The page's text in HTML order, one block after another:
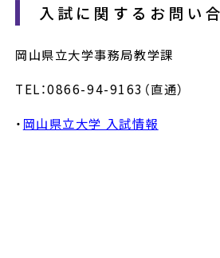
入試に関するお問い
岡山県立大学事務局教学課
TEL：0866-94-9163（直通）
・ 岡山県立大学 入試情報